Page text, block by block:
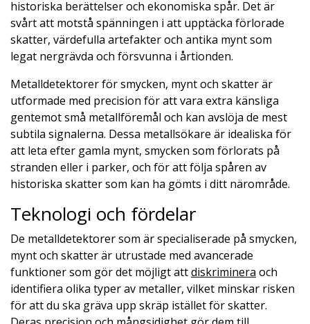
historiska berättelser och ekonomiska spår. Det är
svårt att motstå spänningen i att upptäcka förlorade
skatter, värdefulla artefakter och antika mynt som
legat nergrävda och försvunna i årtionden.
Metalldetektorer för smycken, mynt och skatter är
utformade med precision för att vara extra känsliga
gentemot små metallföremål och kan avslöja de mest
subtila signalerna. Dessa metallsökare är idealiska för
att leta efter gamla mynt, smycken som förlorats på
stranden eller i parker, och för att följa spåren av
historiska skatter som kan ha gömts i ditt närområde.
Teknologi och fördelar
De metalldetektorer som är specialiserade på smycken,
mynt och skatter är utrustade med avancerade
funktioner som gör det möjligt attdiskriminera och
identifiera olika typer av metaller, vilket minskar risken
för att du ska gräva upp skräp istället för skatter.